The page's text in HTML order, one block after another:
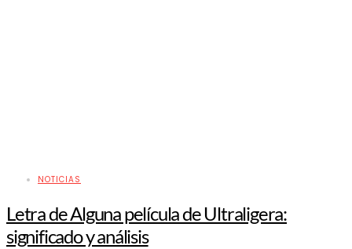
NOTICIAS
Letra de Alguna película de Ultraligera:
significado y análisis